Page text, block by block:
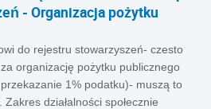
- Organizacja pożytku
do rejestru stowarzyszeń- czesto
organizację pożytku publicznego
1% podatku)- muszą to
działalności społecznie